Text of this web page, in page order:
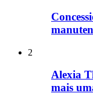
2
Alexia
mais